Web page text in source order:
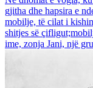
gjitha dhe hapsira e
mobilje, të cilat i
shitjes së
ime, zonja Jani, një